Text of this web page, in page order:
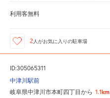
利用客無料
2 人がお気に入りの駐車場
ID:305065311
中津川駅前
岐阜県中津川市本町四丁目から 1.1km